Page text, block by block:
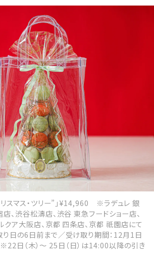
リスマス・ツリー”」¥14,960 ※ラデュレ 銀
、渋谷松濤店、渋谷 東急フードショー店、
クア大阪店、京都 四条店、京都 祇園店にて
日の6日前まで／受け取り期間：12月1日
日（木）～ 25日（日）は14:00以降の引き